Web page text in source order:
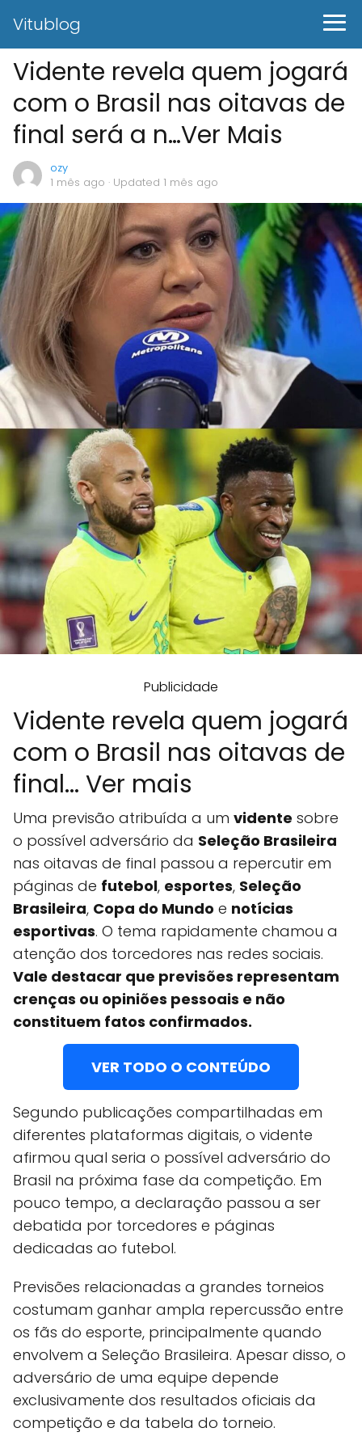
Vitublog
Vidente revela quem jogará
com o Brasil nas oitavas de
final será a n…Ver Mais
ozy
1 mês ago · Updated 1 mês ago
Publicidade
Vidente revela quem jogará
com o Brasil nas oitavas de
final... Ver mais
Uma previsão atribuída a um vidente sobre
o possível adversário da Seleção Brasileira
nas oitavas de final passou a repercutir em
páginas de futebol, esportes, Seleção
Brasileira, Copa do Mundo e notícias
esportivas. O tema rapidamente chamou a
atenção dos torcedores nas redes sociais.
Vale destacar que previsões representam
crenças ou opiniões pessoais e não
constituem fatos confirmados.
VER TODO O CONTEÚDO
Segundo publicações compartilhadas em
diferentes plataformas digitais, o vidente
afirmou qual seria o possível adversário do
Brasil na próxima fase da competição. Em
pouco tempo, a declaração passou a ser
debatida por torcedores e páginas
dedicadas ao futebol.
Previsões relacionadas a grandes torneios
costumam ganhar ampla repercussão entre
os fãs do esporte, principalmente quando
envolvem a Seleção Brasileira. Apesar disso, o
adversário de uma equipe depende
exclusivamente dos resultados oficiais da
competição e da tabela do torneio.